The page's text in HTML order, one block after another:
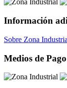
Información
Sobre Zona
Medios de Pago